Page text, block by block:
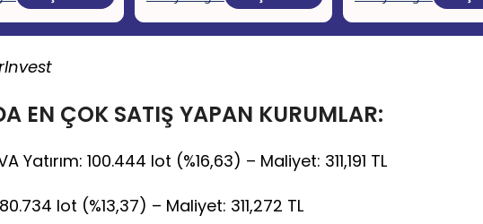
EN ÇOK SATIŞ YAPAN KURUMLAR:
Yatırım: 100.444 lot (%16,63) – Maliyet: 311,191 TL
lot (%13,37) – Maliyet: 311,272 TL